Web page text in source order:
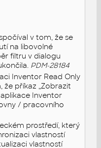
v tom, že se
na libovolné
filtru v dialogu
PDM-28184
Inventor Read Only
příkaz „Zobrazit
Inventor
/ pracovního
prostředí, který
vlastností
vlastností